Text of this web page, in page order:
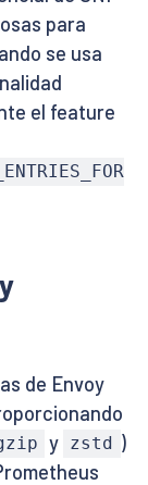
para
se usa
el feature
de Envoy
y zstd )